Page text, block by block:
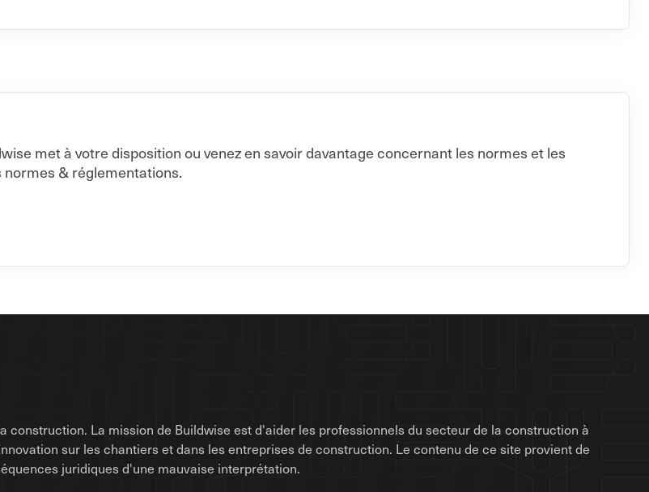
met à votre disposition ou venez en savoir davantage concernant les normes et les
normes & réglementations.
construction. La mission de Buildwise est d'aider les professionnels du secteur de la construction à
sur les chantiers et dans les entreprises de construction. Le contenu de ce site provient de
juridiques d'une mauvaise interprétation.